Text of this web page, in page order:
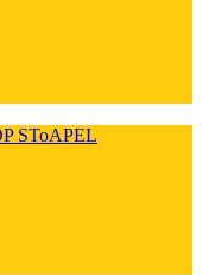
SToAPEL